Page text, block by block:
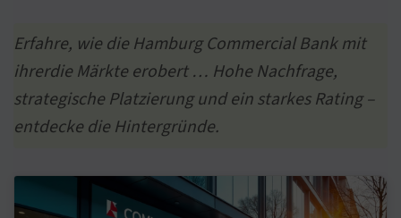
Erfahre, wie die Hamburg Commercial Bank mit
ihrerdie Märkte erobert … Hohe Nachfrage,
strategische Platzierung und ein starkes Rating –
entdecke die Hintergründe.